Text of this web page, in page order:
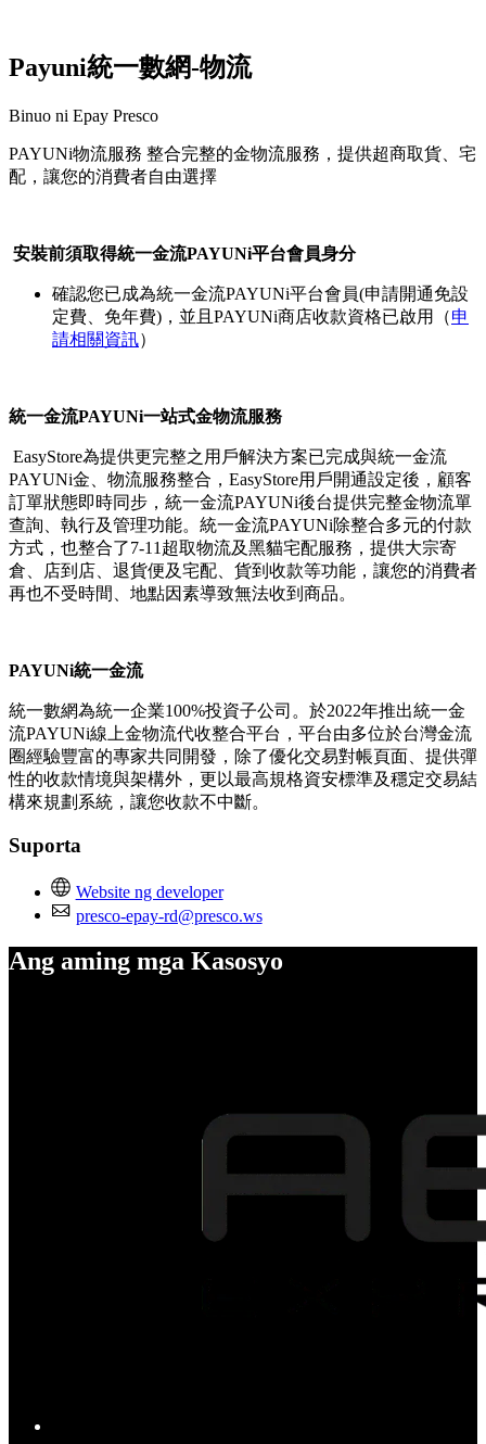
Payuni統一數網-物流
Binuo ni Epay Presco
PAYUNi物流服務 整合完整的金物流服務，提供超商取貨、宅
配，讓您的消費者自由選擇
安裝前須取得統一金流PAYUNi平台會員身分
確認您已成為統一金流PAYUNi平台會員(申請開通免設
定費、免年費)，並且PAYUNi商店收款資格已啟用（申
請相關資訊）
統一金流PAYUNi一站式金物流服務
EasyStore為提供更完整之用戶解決方案已完成與統一金流
PAYUNi金、物流服務整合，EasyStore用戶開通設定後，顧客
訂單狀態即時同步，統一金流PAYUNi後台提供完整金物流單
查詢、執行及管理功能。統一金流PAYUNi除整合多元的付款
方式，也整合了7-11超取物流及黑貓宅配服務，提供大宗寄
倉、店到店、退貨便及宅配、貨到收款等功能，讓您的消費者
再也不受時間、地點因素導致無法收到商品。
PAYUNi統一金流
統一數網為統一企業100%投資子公司。於2022年推出統一金
流PAYUNi線上金物流代收整合平台，平台由多位於台灣金流
圈經驗豐富的專家共同開發，除了優化交易對帳頁面、提供彈
性的收款情境與架構外，更以最高規格資安標準及穩定交易結
構來規劃系統，讓您收款不中斷。
Suporta
Website ng developer
presco-epay-rd@presco.ws
Ang aming mga Kasosyo